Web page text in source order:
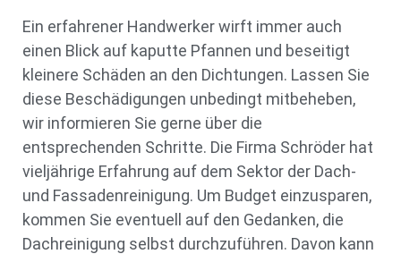
Ein erfahrener Handwerker wirft immer auch
einen Blick auf kaputte Pfannen und beseitigt
kleinere Schäden an den Dichtungen. Lassen Sie
diese Beschädigungen unbedingt mitbeheben,
wir informieren Sie gerne über die
entsprechenden Schritte. Die Firma Schröder hat
vieljährige Erfahrung auf dem Sektor der Dach-
und Fassadenreinigung. Um Budget einzusparen,
kommen Sie eventuell auf den Gedanken, die
Dachreinigung selbst durchzuführen. Davon kann